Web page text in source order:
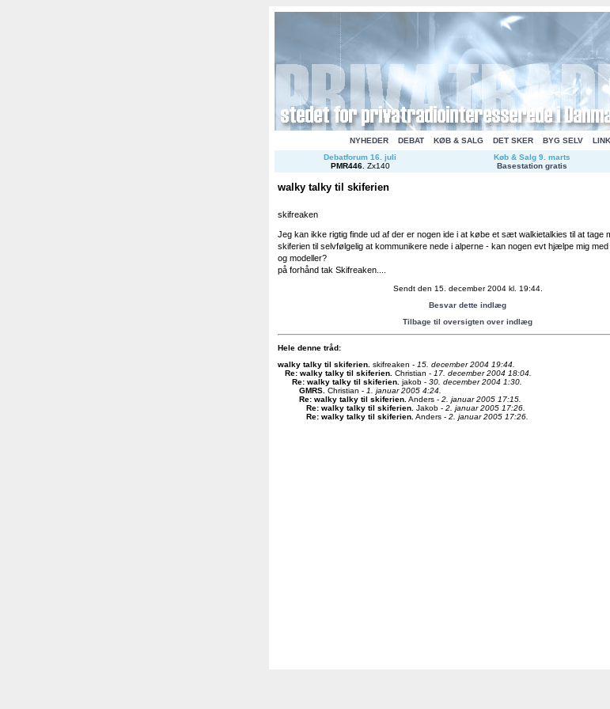
NYHEDER DEBAT KØB & SALG DET SKER BYG SELV
Debatforum 16. juli
PMR446. Zx140
Køb & Salg 9. marts
Basestation gratis
walky talky til skiferien
skifreaken
Jeg kan ikke rigtig finde ud af der er nogen ide i at købe et sæt walkietalkies til at tage
skiferien til selvfølgelig at kommunikere nede i alperne - kan nogen evt hjælpe mig
og modeller?
på forhånd tak Skifreaken....
Sendt den 15. december 2004 kl. 19:44.
Besvar dette indlæg
Tilbage til oversigten over indlæg
Hele denne tråd:
walky talky til skiferien skifreaken - 15. december 2004 19:44.
Re: walky talky til skiferien Christian - 17. december 2004 18:04.
Re: walky talky til skiferien jakob - 30. december 2004 1:30.
GMRS Christian - 1. januar 2005 4:24.
Re: walky talky til skiferien Anders - 2. januar 2005 17:15.
Re: walky talky til skiferien Jakob - 2. januar 2005 17:26.
Re: walky talky til skiferien Anders - 2. januar 2005 17:26.